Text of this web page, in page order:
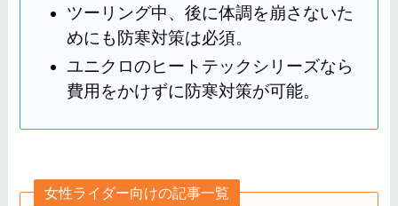
ツーリング中、後に体調を崩さないた
めにも防寒対策は必須。
ユニクロのヒートテックシリーズなら
費用をかけずに防寒対策が可能。
女性ライダー向けの記事一覧